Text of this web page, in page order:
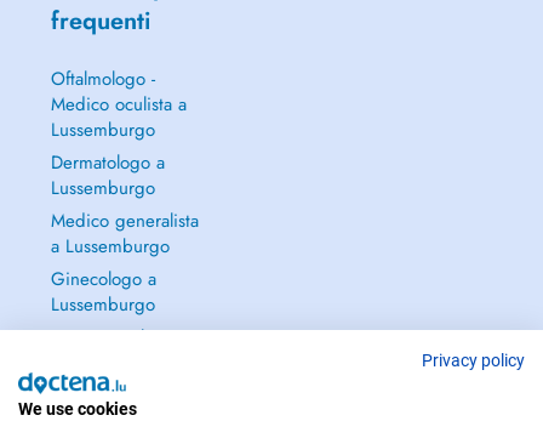
frequenti
Oftalmologo -
Medico oculista a
Lussemburgo
Dermatologo a
Lussemburgo
Medico generalista
a Lussemburgo
Ginecologo a
Lussemburgo
Continua a leggere
Privacy policy
We use cookies